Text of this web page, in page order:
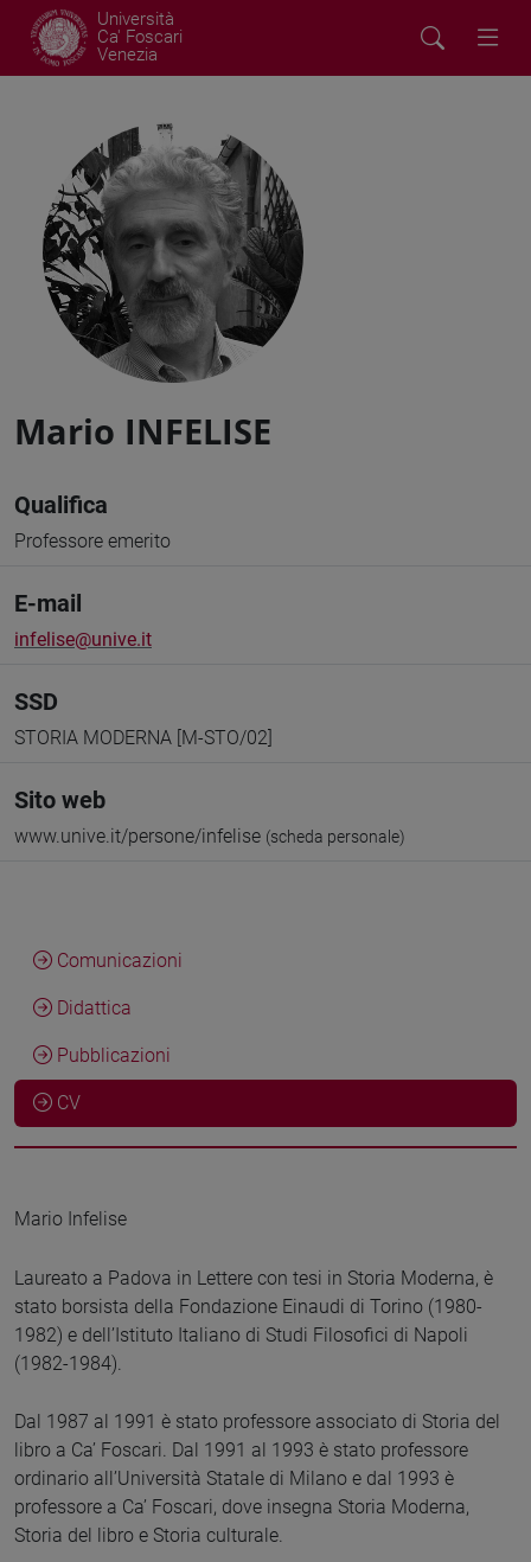
Università
Ca' Foscari
Venezia
Mario INFELISE
Qualifica
Professore emerito
E-mail
infelise@unive.it
SSD
STORIA MODERNA [M-STO/02]
Sito web
www.unive.it/persone/infelise (scheda personale)
Comunicazioni
Didattica
Pubblicazioni
CV
Mario Infelise
Laureato a Padova in Lettere con tesi in Storia Moderna, è
stato borsista della Fondazione Einaudi di Torino (1980-
1982) e dell’Istituto Italiano di Studi Filosofici di Napoli
(1982-1984).
Dal 1987 al 1991 è stato professore associato di Storia del
libro a Ca’ Foscari. Dal 1991 al 1993 è stato professore
ordinario all’Università Statale di Milano e dal 1993 è
professore a Ca’ Foscari, dove insegna Storia Moderna,
Storia del libro e Storia culturale.